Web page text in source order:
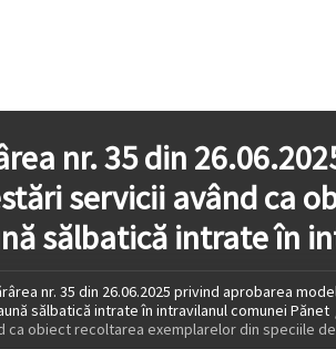
nr. 35 din
servicii având ca
sălbatică intrate în
nr. 35 din 26.06.2025 privind aprobarea
sălbatică intrate în intravilanul comunei Pănet
ca obiect recoltarea exemplarelor din speciile